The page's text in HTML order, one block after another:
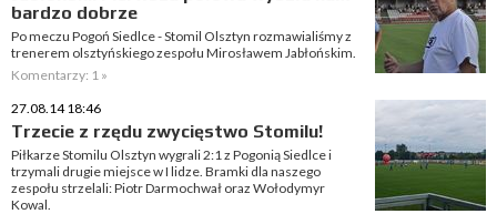
bardzo dobrze
Po meczu Pogoń Siedlce - Stomil Olsztyn rozmawialiśmy z
trenerem olsztyńskiego zespołu Mirosławem Jabłońskim.
Komentarzy: 1 »
27.08.14 18:46
Trzecie z rzędu zwycięstwo Stomilu!
Piłkarze Stomilu Olsztyn wygrali 2:1 z Pogonią Siedlce i
trzymali drugie miejsce w I lidze. Bramki dla naszego
zespołu strzelali: Piotr Darmochwał oraz Wołodymyr
Kowal.